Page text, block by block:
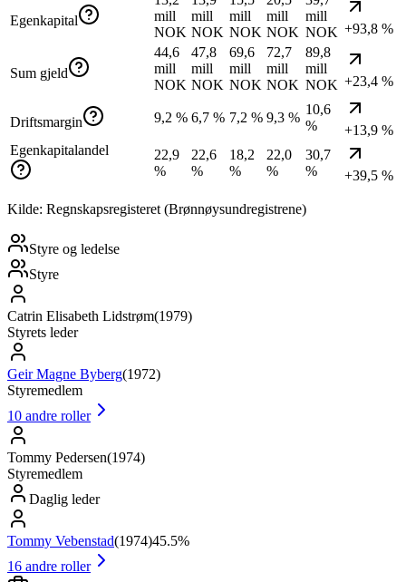
Egenkapital
mill
NOK
mill
NOK
mill
NOK
mill
NOK
mill
NOK +93,8 %
Sum gjeld
44,6
mill
NOK
47,8
mill
NOK
69,6
mill
NOK
72,7
mill
NOK
89,8
mill
NOK +23,4 %
Driftsmargin 9,2 % 6,7 % 7,2 % 9,3 %
10,6
%
+13,9 %
Egenkapitalandel
22,9
%
22,6
%
18,2
%
22,0
%
30,7
%
+39,5 %
Kilde: Regnskapsregisteret (Brønnøysundregistrene)
Styre og ledelse
Styre
Catrin Elisabeth Lidstrøm(1979)
Styrets leder
Geir Magne Byberg(1972)
Styremedlem
10 andre roller
Tommy Pedersen(1974)
Styremedlem
Daglig leder
Tommy Vebenstad(1974)45.5%
16 andre roller